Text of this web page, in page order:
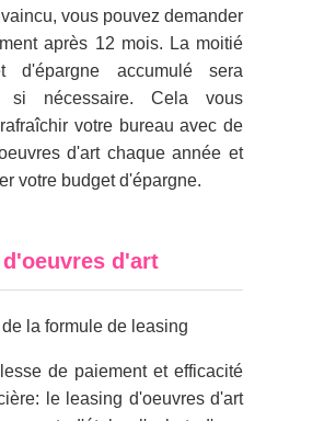
vous pouvez demander
après 12 mois. La moitié
d'épargne accumulé sera
si nécessaire. Cela vous
votre bureau avec de
d'art chaque année et
votre budget d'épargne.
d'art
la formule de leasing
de paiement et efficacité
le leasing d'oeuvres d'art